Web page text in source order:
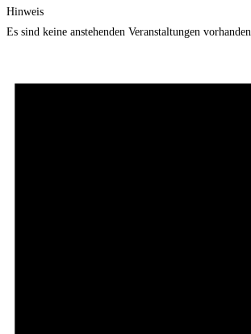
Hinweis
Es sind keine anstehenden Veranstaltungen vorhanden.